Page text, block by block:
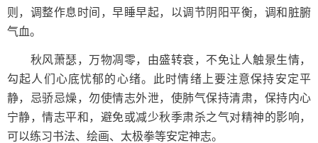
则，调整作息时间，早睡早起，以调节阴阳平衡，调和脏腑
气血。
秋风萧瑟，万物凋零，由盛转衰，不免让人触景生情，
勾起人们心底忧郁的心绪。此时情绪上要注意保持安定平
静，忌骄忌燥，勿使情志外泄，使肺气保持清肃，保持内心
宁静，情志平和，避免或减少秋季肃杀之气对精神的影响，
可以练习书法、绘画、太极拳等安定神志。